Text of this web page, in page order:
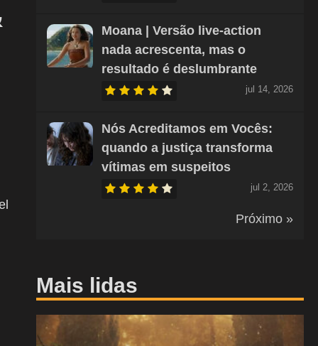
Moana | Versão live-action
nada acrescenta, mas o
resultado é deslumbrante
jul 14, 2026
Nós Acreditamos em Vocês:
quando a justiça transforma
vítimas em suspeitos
jul 2, 2026
Próximo »
Mais lidas